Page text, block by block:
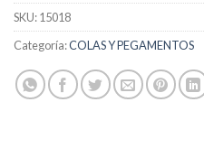
SKU:15018
Categoría:COLAS Y PEGAMENTOS